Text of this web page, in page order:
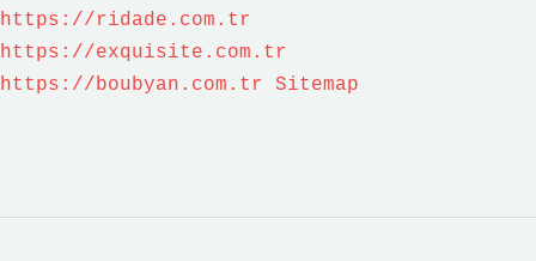
https://ridade.com.tr
https://exquisite.com.tr
https://boubyan.com.tr
Sitemap